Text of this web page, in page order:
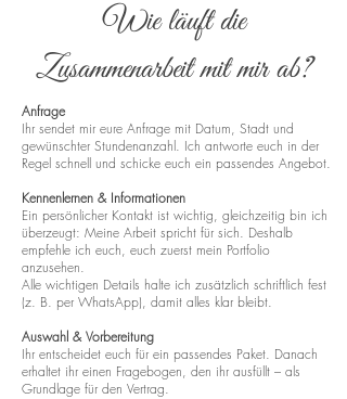
Wie läuft die
Zusammenarbeit mit mir ab?
Anfrage
Ihr sendet mir eure Anfrage mit Datum, Stadt und
gewünschter Stundenanzahl. Ich antworte euch in der
Regel schnell und schicke euch ein passendes Angebot.
Kennenlernen & Informationen
Ein persönlicher Kontakt ist wichtig, gleichzeitig bin ich
überzeugt: Meine Arbeit spricht für sich. Deshalb
empfehle ich euch, euch zuerst mein Portfolio
anzusehen.
Alle wichtigen Details halte ich zusätzlich schriftlich fest
(z. B. per WhatsApp), damit alles klar bleibt.
Auswahl & Vorbereitung
Ihr entscheidet euch für ein passendes Paket. Danach
erhaltet ihr einen Fragebogen, den ihr ausfüllt – als
Grundlage für den Vertrag.